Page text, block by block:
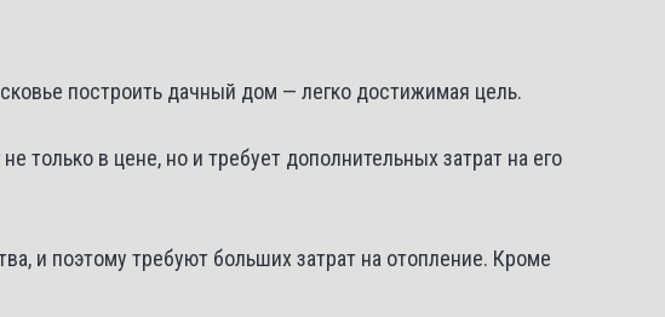
построить дачный дом — легко достижимая цель.
только в цене, но и требует дополнительных затрат на его
и поэтому требуют больших затрат на отопление. Кроме